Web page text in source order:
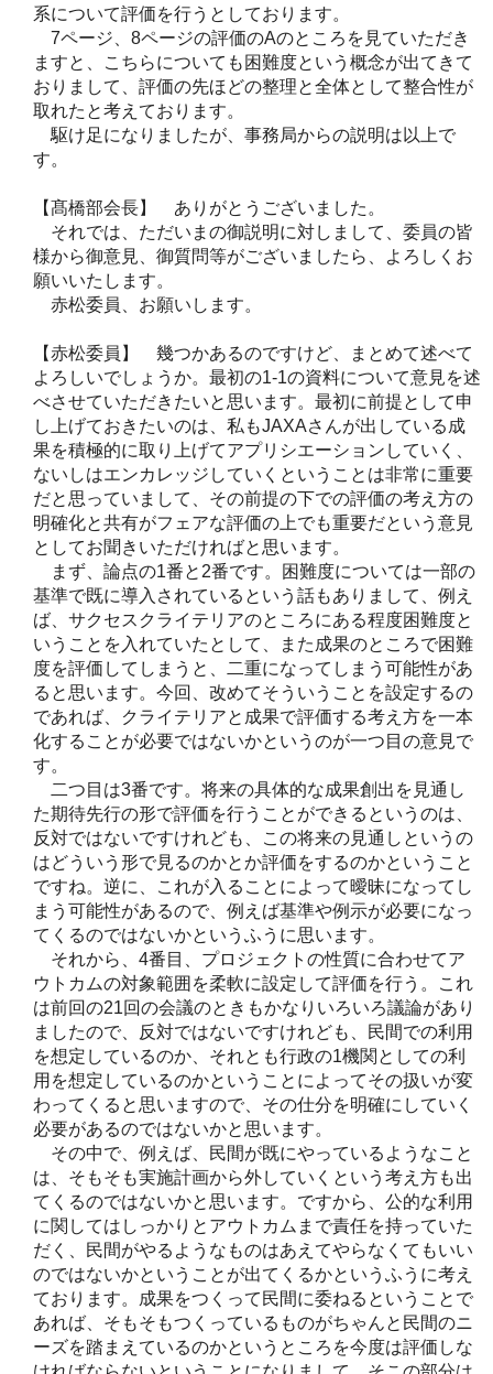
系について評価を行うとしております。
7ページ、8ページの評価のAのところを見ていただき
ますと、こちらについても困難度という概念が出てきて
おりまして、評価の先ほどの整理と全体として整合性が
取れたと考えております。
駆け足になりましたが、事務局からの説明は以上で
す。
【髙橋部会長】 ありがとうございました。
それでは、ただいまの御説明に対しまして、委員の皆
様から御意見、御質問等がございましたら、よろしくお
願いいたします。
赤松委員、お願いします。
【赤松委員】 幾つかあるのですけど、まとめて述べて
よろしいでしょうか。最初の1-1の資料について意見を述
べさせていただきたいと思います。最初に前提として申
し上げておきたいのは、私もJAXAさんが出している成
果を積極的に取り上げてアプリシエーションしていく、
ないしはエンカレッジしていくということは非常に重要
だと思っていまして、その前提の下での評価の考え方の
明確化と共有がフェアな評価の上でも重要だという意見
としてお聞きいただければと思います。
まず、論点の1番と2番です。困難度については一部の
基準で既に導入されているという話もありまして、例え
ば、サクセスクライテリアのところにある程度困難度と
いうことを入れていたとして、また成果のところで困難
度を評価してしまうと、二重になってしまう可能性があ
ると思います。今回、改めてそういうことを設定するの
であれば、クライテリアと成果で評価する考え方を一本
化することが必要ではないかというのが一つ目の意見で
す。
二つ目は3番です。将来の具体的な成果創出を見通し
た期待先行の形で評価を行うことができるというのは、
反対ではないですけれども、この将来の見通しというの
はどういう形で見るのかとか評価をするのかということ
ですね。逆に、これが入ることによって曖昧になってし
まう可能性があるので、例えば基準や例示が必要になっ
てくるのではないかというふうに思います。
それから、4番目、プロジェクトの性質に合わせてア
ウトカムの対象範囲を柔軟に設定して評価を行う。これ
は前回の21回の会議のときもかなりいろいろ議論があり
ましたので、反対ではないですけれども、民間での利用
を想定しているのか、それとも行政の1機関としての利
用を想定しているのかということによってその扱いが変
わってくると思いますので、その仕分を明確にしていく
必要があるのではないかと思います。
その中で、例えば、民間が既にやっているようなこと
は、そもそも実施計画から外していくという考え方も出
てくるのではないかと思います。ですから、公的な利用
に関してはしっかりとアウトカムまで責任を持っていた
だく、民間がやるようなものはあえてやらなくてもいい
のではないかということが出てくるかというふうに考え
ております。成果をつくって民間に委ねるということで
あれば、そもそもつくっているものがちゃんと民間のニ
ーズを踏まえているのかというところを今度は評価しな